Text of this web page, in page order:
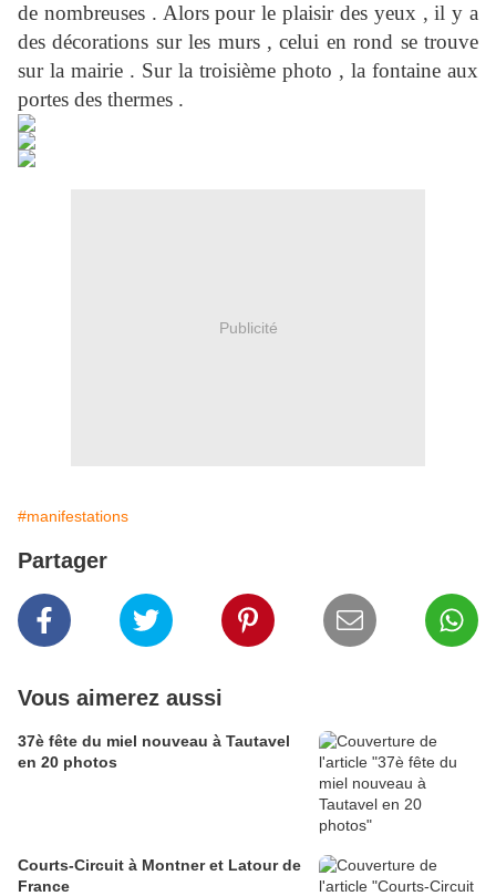
de nombreuses . Alors pour le plaisir des yeux , il y a
des décorations sur les murs , celui en rond se trouve
sur la mairie . Sur la troisième photo , la fontaine aux
portes des thermes .
Publicité
#manifestations
Partager
Vous aimerez aussi
37è fête du miel nouveau à Tautavel
en 20 photos
Courts-Circuit à Montner et Latour de
France